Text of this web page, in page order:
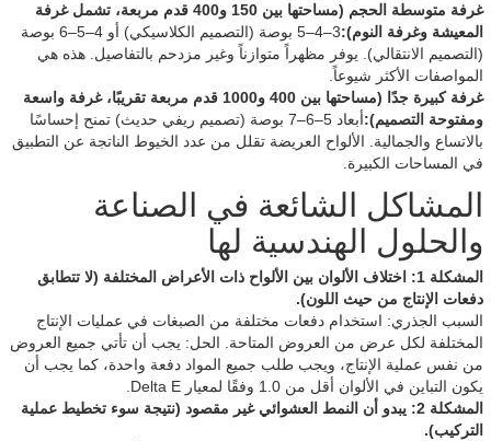
غرفة متوسطة الحجم (مساحتها بين 150 و400 قدم مربعة، تشمل غرفة
المعيشة وغرفة النوم):
3–4–5 بوصة (التصميم الكلاسيكي) أو 4–5–6 بوصة
(التصميم الانتقالي). يوفر مظهراً متوازناً وغير مزدحم بالتفاصيل. هذه هي
المواصفات الأكثر شيوعاً.
غرفة كبيرة جدًا (مساحتها بين 400 و1000 قدم مربعة تقريبًا، غرفة واسعة
ومفتوحة التصميم):
أبعاد 5–6–7 بوصة (تصميم ريفي حديث) تمنح إحساسًا
بالاتساع والجمالية. الألواح العريضة تقلل من عدد الخيوط الناتجة عن التطبيق
في المساحات الكبيرة.
المشاكل الشائعة في الصناعة
والحلول الهندسية لها
المشكلة 1: اختلاف الألوان بين الألواح ذات الأعراض المختلفة (لا تتطابق
دفعات الإنتاج من حيث اللون).
السبب الجذري: استخدام دفعات مختلفة من الصبغات في عمليات الإنتاج
المختلفة لكل عرض من العروض المتاحة. الحل: يجب أن تأتي جميع العروض
من نفس عملية الإنتاج، ويجب طلب جميع المواد دفعة واحدة، كما يجب أن
يكون التباين في الألوان أقل من 1.0 وفقًا لمعيار Delta E.
المشكلة 2: يبدو أن النمط العشوائي غير مقصود (نتيجة سوء تخطيط عملية
التركيب).